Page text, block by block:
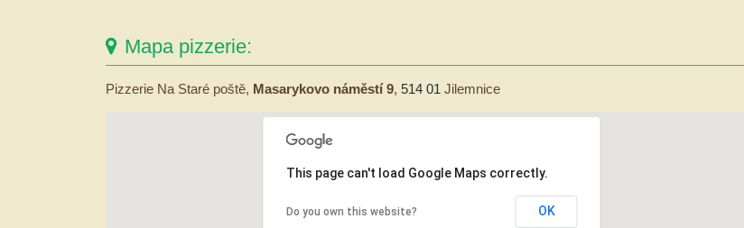
Mapa pizzerie:
Pizzerie Na Staré poště, Masarykovo náměstí 9, 514 01 Jilemnice
This page can't load Google Maps correctly.
Do you own this website? OK